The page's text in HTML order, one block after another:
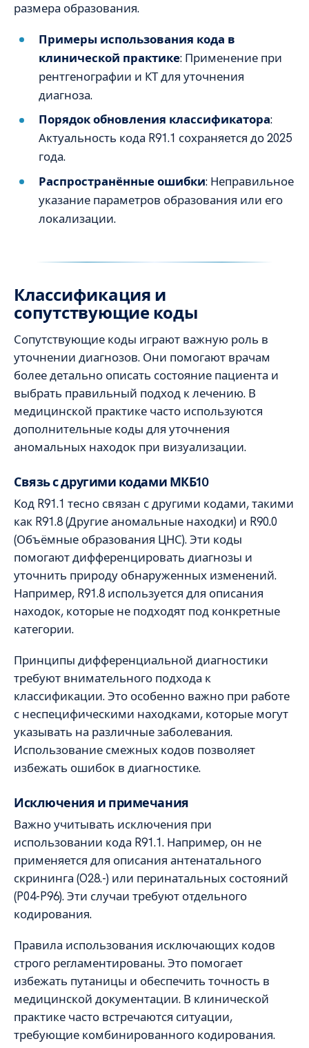
размера образования.
Примеры использования кода в
клинической практике: Применение при
рентгенографии и КТ для уточнения
диагноза.
Порядок обновления классификатора:
Актуальность кода R91.1 сохраняется до 2025
года.
Распространённые ошибки: Неправильное
указание параметров образования или его
локализации.
Классификация и
сопутствующие коды
Сопутствующие коды играют важную роль в
уточнении диагнозов. Они помогают врачам
более детально описать состояние пациента и
выбрать правильный подход к лечению. В
медицинской практике часто используются
дополнительные коды для уточнения
аномальных находок при визуализации.
Связь с другими кодами МКБ10
Код R91.1 тесно связан с другими кодами, такими
как R91.8 (Другие аномальные находки) и R90.0
(Объёмные образования ЦНС). Эти коды
помогают дифференцировать диагнозы и
уточнить природу обнаруженных изменений.
Например, R91.8 используется для описания
находок, которые не подходят под конкретные
категории.
Принципы дифференциальной диагностики
требуют внимательного подхода к
классификации. Это особенно важно при работе
с неспецифическими находками, которые могут
указывать на различные заболевания.
Использование смежных кодов позволяет
избежать ошибок в диагностике.
Исключения и примечания
Важно учитывать исключения при
использовании кода R91.1. Например, он не
применяется для описания антенатального
скрининга (O28.-) или перинатальных состояний
(P04-P96). Эти случаи требуют отдельного
кодирования.
Правила использования исключающих кодов
строго регламентированы. Это помогает
избежать путаницы и обеспечить точность в
медицинской документации. В клинической
практике часто встречаются ситуации,
требующие комбинированного кодирования.